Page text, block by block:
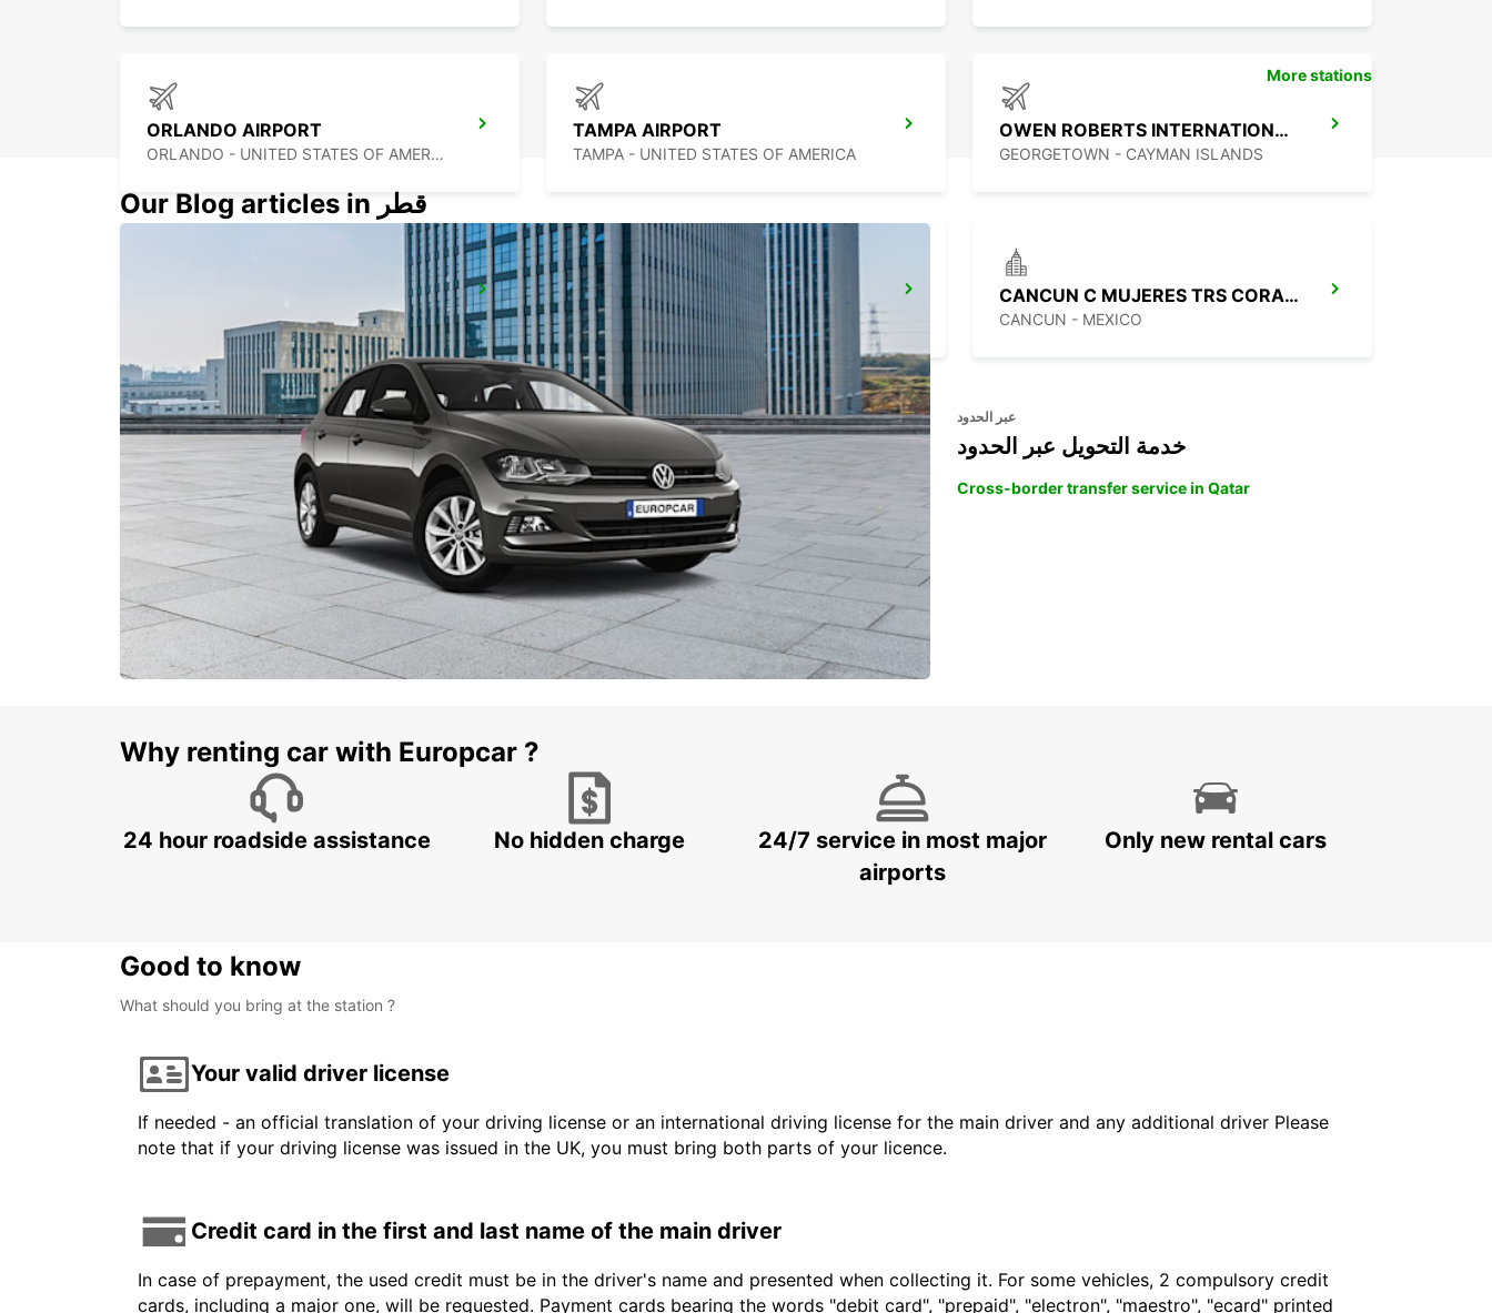
ORLANDO AIRPORT
ORLANDO - UNITED STATES OF AMERICA
TAMPA AIRPORT
TAMPA - UNITED STATES OF AMERICA
OWEN ROBERTS INTERNATIONAL AIRPORT
GEORGETOWN - CAYMAN ISLANDS
ATLANTA - UNITED STATES OF AMERICA CANCUN - MEXICO
CANCUN C MUJERES TRS CORAL HOTEL
CANCUN - MEXICO
More stations
Our Blog articles in قطر
عبر الحدود
خدمة التحويل عبر الحدود
Cross-border transfer service in Qatar
Why renting car with Europcar ?
24 hour roadside assistance No hidden charge
24/7 service in most major
airports
Only new rental cars
Good to know
What should you bring at the station ?
Your valid driver license
If needed - an official translation of your driving license or an international driving license for the main driver and any additional driver Please
note that if your driving license was issued in the UK, you must bring both parts of your licence.
Credit card in the first and last name of the main driver
In case of prepayment, the used credit must be in the driver's name and presented when collecting it. For some vehicles, 2 compulsory credit
cards, including a major one, will be requested. Payment cards bearing the words "debit card", "prepaid", "electron", "maestro", "ecard" printed